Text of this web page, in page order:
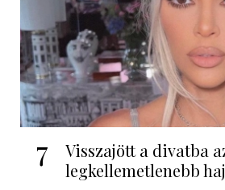
7
Visszajött a divatba
legkellemetlenebb